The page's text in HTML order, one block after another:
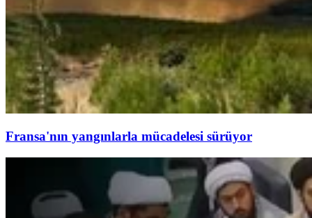
Fransa'nın yangınlarla mücadelesi sürüyor